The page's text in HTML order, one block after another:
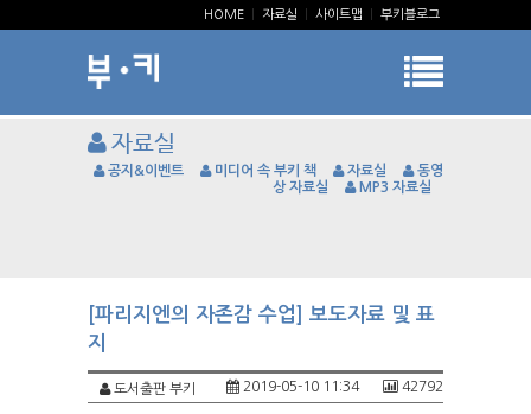
HOME 자료실 사이트맵 부키블로그
자료실
공지&이벤트 미디어 속 부키 책 자료실
동영
상 자료실
MP3 자료실
[파리지엔의 자존감 수업] 보도자료 및 표
지
도서출판 부키 42792
2019-05-10 11:34